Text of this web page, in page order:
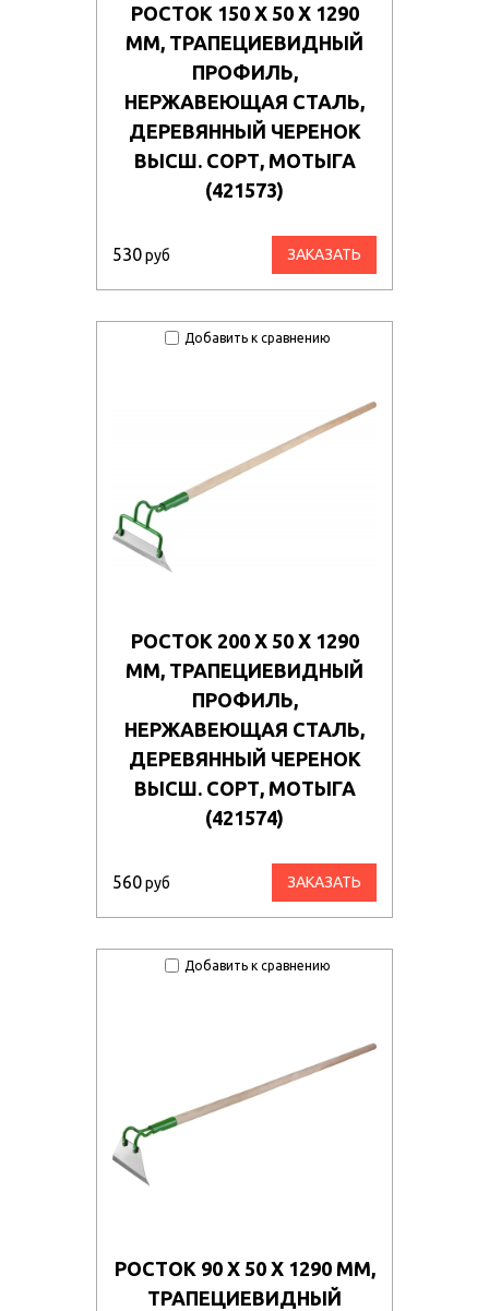
РОСТОК 150 Х 50 Х 1290
ММ, ТРАПЕЦИЕВИДНЫЙ
ПРОФИЛЬ,
НЕРЖАВЕЮЩАЯ СТАЛЬ,
ДЕРЕВЯННЫЙ ЧЕРЕНОК
ВЫСШ. СОРТ, МОТЫГА
(421573)
530руб ЗАКАЗАТЬ
Добавить к сравнению
РОСТОК 200 Х 50 Х 1290
ММ, ТРАПЕЦИЕВИДНЫЙ
ПРОФИЛЬ,
НЕРЖАВЕЮЩАЯ СТАЛЬ,
ДЕРЕВЯННЫЙ ЧЕРЕНОК
ВЫСШ. СОРТ, МОТЫГА
(421574)
560руб ЗАКАЗАТЬ
Добавить к сравнению
РОСТОК 90 Х 50 Х 1290 ММ,
ТРАПЕЦИЕВИДНЫЙ